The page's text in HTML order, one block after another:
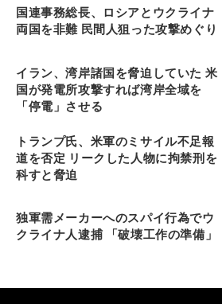
国連事務総長、ロシアとウクライナ
両国を非難 民間人狙った攻撃めぐり
イラン、湾岸諸国を脅迫していた 米
国が発電所攻撃すれば湾岸全域を
「停電」させる
トランプ氏、米軍のミサイル不足報
道を否定 リークした人物に拘禁刑を
科すと脅迫
独軍需メーカーへのスパイ行為でウ
クライナ人逮捕 「破壊工作の準備」